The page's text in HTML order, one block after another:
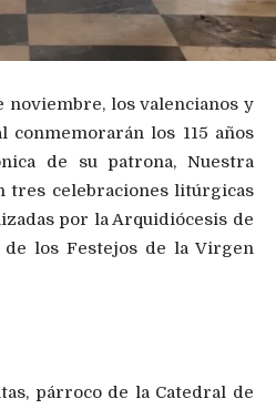
noviembre, los valencianos y
conmemorarán los 115 años
de su patrona, Nuestra
tres celebraciones litúrgicas
por la Arquidiócesis de
de los Festejos de la Virgen
párroco de la Catedral de